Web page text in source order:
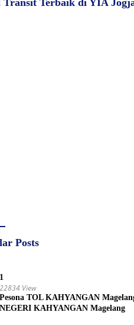
Transit Terbaik di YIA
Posts
1
22834 View
Pesona TOL KAHYANGAN
NEGERI KAHYANGAN Magelang